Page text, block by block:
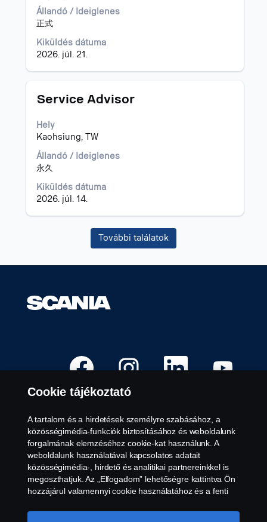
Állandó / Ideiglenes
正式
Kiküldés dátuma
2026. júl. 21.
állásinformáció
teljes
tartalmának
megtekintéséhez.
Cím
Service Advisor
Hely
Kaohsiung, TW
Állandó / Ideiglenes
永久
Kiküldés dátuma
2026. júl. 14.
Jelölje
a
szóköz
billentyűvel
az
állásinformáció
tartalmának
megtekintéséhez.
További találatok
f
ö
n
y
í
l
i
k
m
e
g
.
f
l
ö
y
í
l
i
k
m
g
.
Ú
f
y
í
l
i
k
m
e
g
.
f
y
í
l
i
m
g
.
Elérhető pozíciók
Munkavégzés helyszíne
Kapcsolatfelvétel
Tudnivalók a Scaniáról
Jogi nyilatkozat
Cookie tájékoztató
A tartalom és a hirdetések személyre szabásához, a
közösségimédia-funkciók biztosításához és weboldalunk
forgalmának elemzéséhez cookie-kat használunk. A
weboldalunk használatával kapcsolatos adatait
közösségimédia-, hirdető és analitikai partnereinkkel is
megoszthatjuk. Az „Elfogadom” lehetőségre kattintva Ön
hozzájárul valamennyi cookie használatához és a fenti
megtudni arról, hogyan használjuk a cookie-kat,